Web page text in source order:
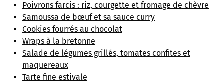
Poivrons farcis : riz, courgette et fromage de chèvre
Samoussa de bœuf et sa sauce curry
Cookies fourrés au chocolat
Wraps à la bretonne
Salade de légumes grillés, tomates confites et
maquereaux
Tarte fine estivale